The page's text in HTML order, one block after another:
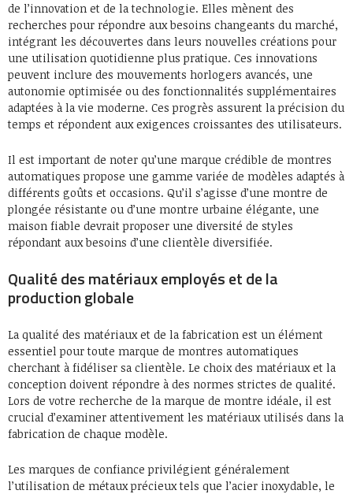
de l’innovation et de la technologie. Elles mènent des
recherches pour répondre aux besoins changeants du marché,
intégrant les découvertes dans leurs nouvelles créations pour
une utilisation quotidienne plus pratique. Ces innovations
peuvent inclure des mouvements horlogers avancés, une
autonomie optimisée ou des fonctionnalités supplémentaires
adaptées à la vie moderne. Ces progrès assurent la précision du
temps et répondent aux exigences croissantes des utilisateurs.
Il est important de noter qu’une marque crédible de montres
automatiques propose une gamme variée de modèles adaptés à
différents goûts et occasions. Qu’il s’agisse d’une montre de
plongée résistante ou d’une montre urbaine élégante, une
maison fiable devrait proposer une diversité de styles
répondant aux besoins d’une clientèle diversifiée.
Qualité des matériaux employés et de la
production globale
La qualité des matériaux et de la fabrication est un élément
essentiel pour toute marque de montres automatiques
cherchant à fidéliser sa clientèle. Le choix des matériaux et la
conception doivent répondre à des normes strictes de qualité.
Lors de votre recherche de la marque de montre idéale, il est
crucial d’examiner attentivement les matériaux utilisés dans la
fabrication de chaque modèle.
Les marques de confiance privilégient généralement
l’utilisation de métaux précieux tels que l’acier inoxydable, le